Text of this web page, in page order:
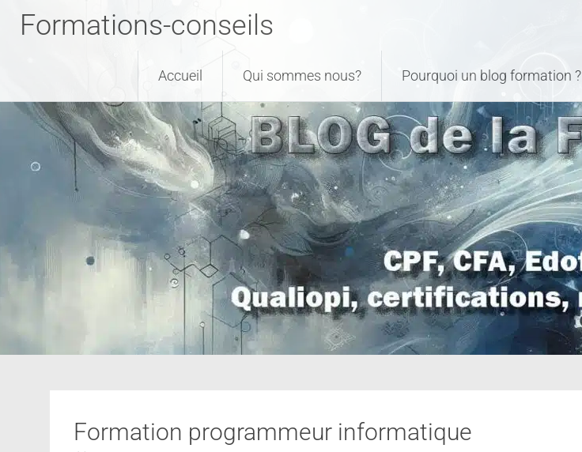
Formations-conseils
Accueil Qui sommes nous? Pourquoi un blog formation ?
Formation programmeur informatique